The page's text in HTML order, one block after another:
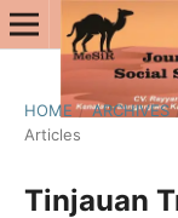
HOME / ARCHIVES
Articles
Tinjauan